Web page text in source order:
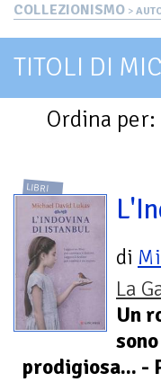
COLLEZIONISMO >
TITOLI DI
Ordina per:
LIBRI
di
La
Un
prodigiosa... -